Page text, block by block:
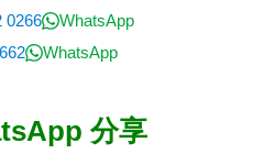
0266
WhatsApp
WhatsApp
分享